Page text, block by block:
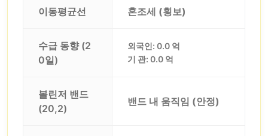
이동평균선 혼조세 (횡보)
수급 동향 (2
0일)
외국인: 0.0 억
기 관: 0.0 억
볼린저 밴드
(20,2)
밴드 내 움직임 (안정)